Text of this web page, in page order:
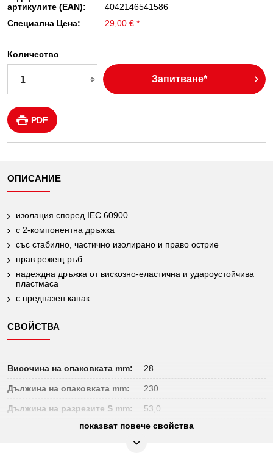
артикулите (EAN):
4042146541586
Специална Цена:
29,00 € *
Количество
Запитване*
PDF
ОПИСАНИЕ
изолация според IEC 60900
с 2-компонентна дръжка
със стабилно, частично изолирано и право острие
прав режещ ръб
надеждна дръжка от вискозно-еластична и удароустойчива
пластмаса
с предпазен капак
СВОЙСТВА
Височина на опаковката mm: 28
Дължина на опаковката mm: 230
Дължина на разрезите S mm: 53,0
Изолация според DIN 60900
показват повече свойства